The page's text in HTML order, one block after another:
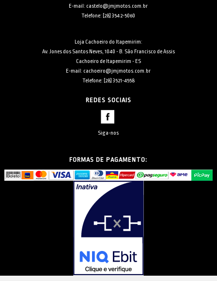
E-mail: castelo@jmjmotos.com.br
Telefone: [28] 3542-5060
Loja Cachoeiro do Itapemirim:
Av. Jones dos Santos Neves, 1040 - B. São Francisco de Assis
Cachoeiro de Itapemirim - ES
E-mail: cachoeiro@jmjmotos.com.br
Telefone: [28] 3521-4558
REDES SOCIAIS
Siga-nos
FORMAS DE PAGAMENTO: